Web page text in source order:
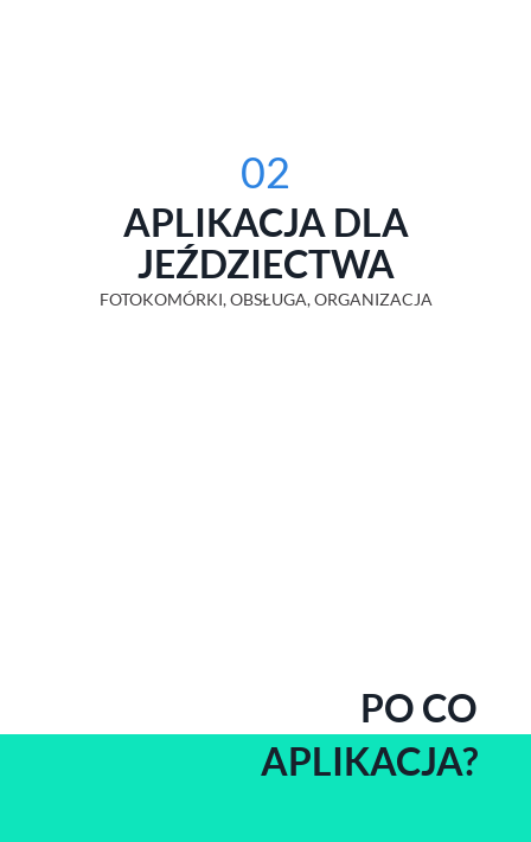
02
APLIKACJA DLA
JEŹDZIECTWA
FOTOKOMÓRKI, OBSŁUGA, ORGANIZACJA
PO CO
APLIKACJA?